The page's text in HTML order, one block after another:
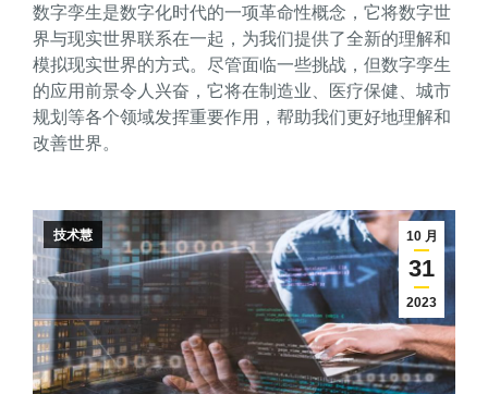
数字孪生是数字化时代的一项革命性概念，它将数字世
界与现实世界联系在一起，为我们提供了全新的理解和
模拟现实世界的方式。尽管面临一些挑战，但数字孪生
的应用前景令人兴奋，它将在制造业、医疗保健、城市
规划等各个领域发挥重要作用，帮助我们更好地理解和
改善世界。
10 月
31
2023
技术慧